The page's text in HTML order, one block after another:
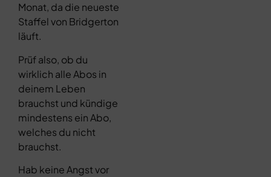
Monat, da die neueste
Staffel von Bridgerton
läuft.
Prüf also, ob du
wirklich alle Abos in
deinem Leben
brauchst und kündige
mindestens ein Abo,
welches du nicht
brauchst.
Hab keine Angst vor